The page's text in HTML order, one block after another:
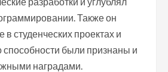
Также он
в студенческих проектах и
способности были признаны и
наградами.